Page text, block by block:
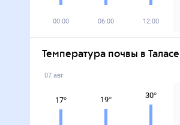
00:00 06:00 12:00
Температура почвы в Таласе
07 авг
17° 19° 30°